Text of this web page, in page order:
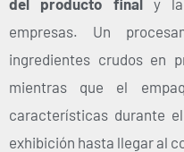
empresas. Un
ingredientes crudos en
mientras que el
características durante
exhibición hasta llegar al